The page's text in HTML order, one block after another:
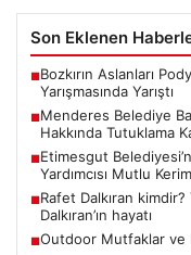
Son Eklenen
■Bozkırın Aslanları
Yarışmasında Yarıştı
■Menderes Belediye
Hakkında Tutuklama
■Etimesgut
Yardımcısı Mutlu
■Rafet Dalkıran
Dalkıran’ın hayatı
■Outdoor Mutfaklar ve